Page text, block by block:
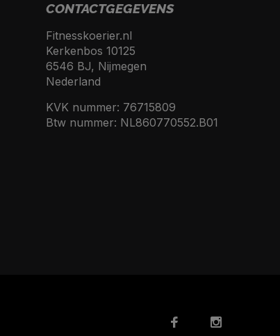
CONTACTGEGEVENS
Fitnesskoerier.nl
Kerkenbos 10125
6546 BJ, Nijmegen
Nederland
KVK nummer: 76715809
Btw nummer: NL860770552.B01